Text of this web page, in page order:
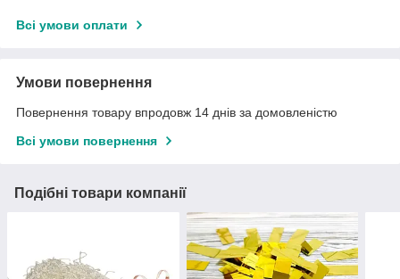
Всі умови оплати
Умови повернення
Повернення товару впродовж 14 днів за домовленістю
Всі умови повернення
Подібні товари компанії